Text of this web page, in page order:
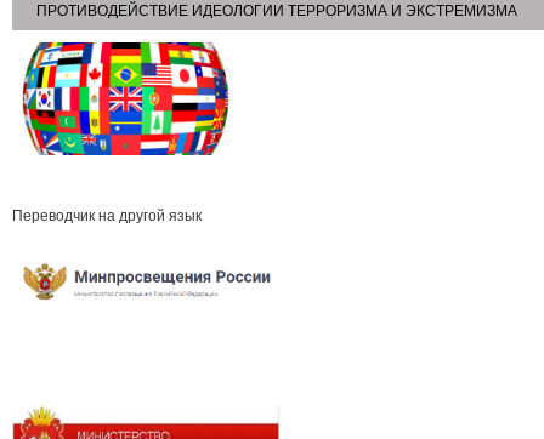
ПРОТИВОДЕЙСТВИЕ ИДЕОЛОГИИ ТЕРРОРИЗМА И ЭКСТРЕМИЗМА
Переводчик на другой язык